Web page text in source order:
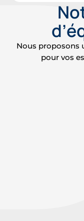
Nous proposons
pour vos